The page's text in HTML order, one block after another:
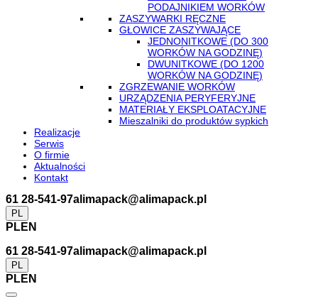
PODAJNIKIEM WORKÓW
ZASZYWARKI RĘCZNE
GŁOWICE ZASZYWAJĄCE
JEDNONITKOWE (DO 300
WORKÓW NA GODZINĘ)
DWUNITKOWE (DO 1200
WORKÓW NA GODZINĘ)
ZGRZEWANIE WORKÓW
URZĄDZENIA PERYFERYJNE
MATERIAŁY EKSPLOATACYJNE
Mieszalniki do produktów sypkich
Realizacje
Serwis
O firmie
Aktualności
Kontakt
61 28-541-97alimapack@alimapack.pl
PL
PLEN
61 28-541-97alimapack@alimapack.pl
PL
PLEN